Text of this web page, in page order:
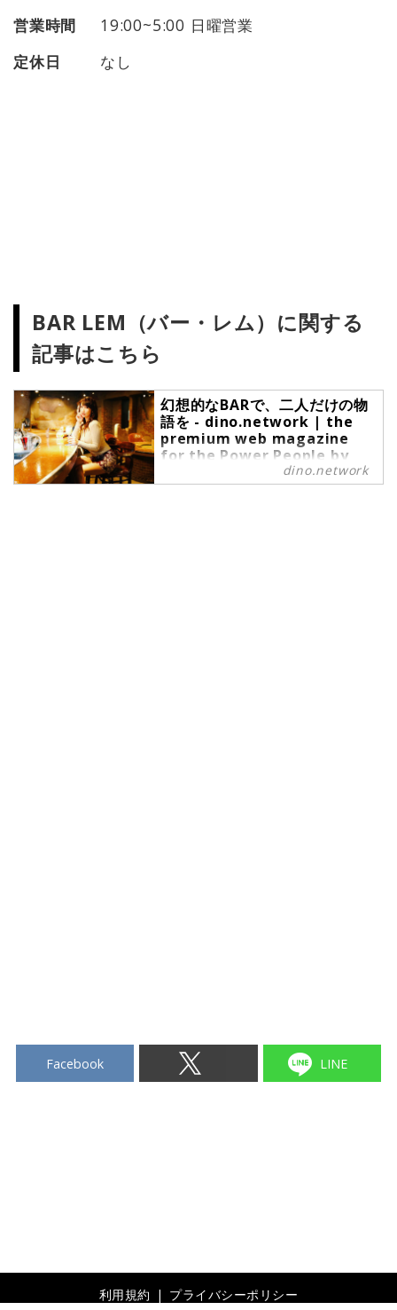
営業時間
19:00~5:00 日曜営業
定休日
なし
BAR LEM（バー・レム）に関する
記事はこちら
幻想的なBARで、二人だけの物
語を - dino.network | the
premium web magazine
for the Power People by
dino.network
Facebook LINE
利用規約
プライバシーポリシー